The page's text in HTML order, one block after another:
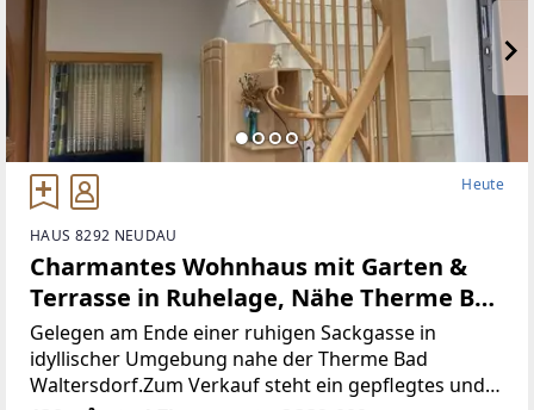
Heute
HAUS 8292 NEUDAU
Charmantes Wohnhaus mit Garten &
Terrasse in Ruhelage, Nähe Therme Bad
Waltersdorf!
Gelegen am Ende einer ruhigen Sackgasse in
idyllischer Umgebung nahe der Therme Bad
Waltersdorf.Zum Verkauf steht ein gepflegtes und